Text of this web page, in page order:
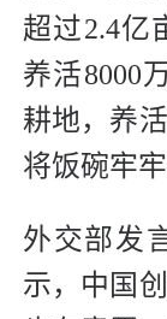
超过2.4亿
养活8000
耕地，养
将饭碗牢
外交部发
示，中国